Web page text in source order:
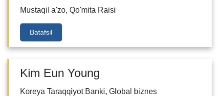
Mustaqil a'zo, Qo'mita Raisi
Batafsil
Kim Eun Young
Koreya Taraqqiyot Banki, Global biznes